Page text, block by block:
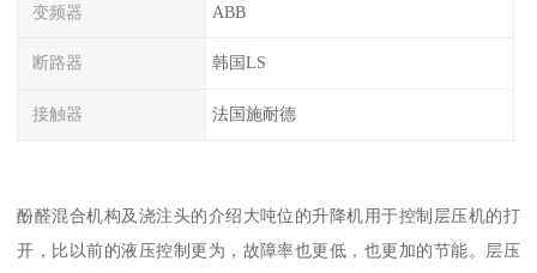
变频器 ABB
断路器 韩国LS
接触器 法国施耐德
酚醛混合机构及浇注头的介绍大吨位的升降机用于控制层压机的打
开，比以前的液压控制更为，故障率也更低，也更加的节能。层压